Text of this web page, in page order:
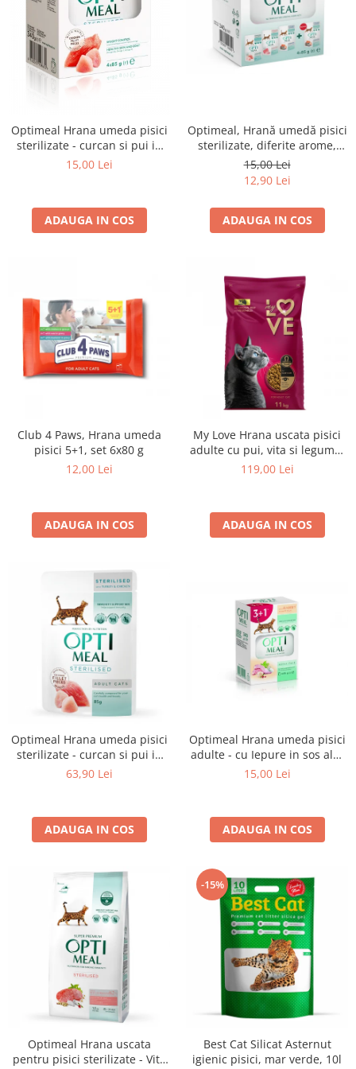
Optimeal Hrana umeda pisici
sterilizate - curcan si pui in
sos, set 3+1, 4*0,085kg
15,00 Lei
ADAUGA IN COS
Optimeal, Hrană umedă pisici
sterilizate, diferite arome,
(3+1), 0.34kg
15,00 Lei
12,90 Lei
ADAUGA IN COS
Club 4 Paws, Hrana umeda
pisici 5+1, set 6x80 g
12,00 Lei
ADAUGA IN COS
My Love Hrana uscata pisici
adulte cu pui, vita si legume,
11kg
119,00 Lei
ADAUGA IN COS
Optimeal Hrana umeda pisici
sterilizate - curcan si pui in
sos, set 12*0,085kg
63,90 Lei
ADAUGA IN COS
Optimeal Hrana umeda pisici
adulte - cu Iepure in sos alb,
set 3+1, 4*0,085kg
15,00 Lei
ADAUGA IN COS
Optimeal Hrana uscata
pentru pisici sterilizate - Vita
-15%
Best Cat Silicat Asternut
igienic pisici, mar verde, 10l